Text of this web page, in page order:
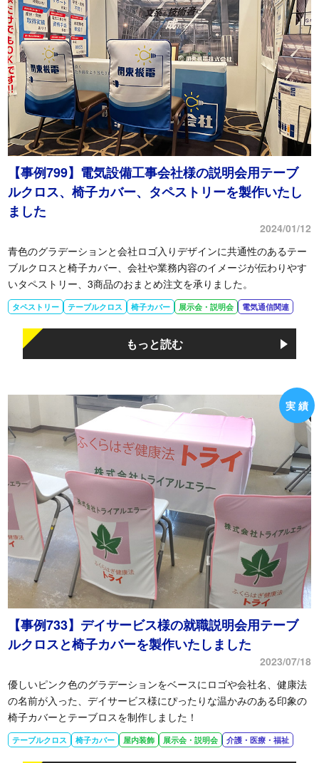
【事例799】電気設備工事会社様の説明会用テーブ
ルクロス、椅子カバー、タペストリーを製作いたし
ました
2024/01/12
青色のグラデーションと会社ロゴ入りデザインに共通性のあるテー
ブルクロスと椅子カバー、会社や業務内容のイメージが伝わりやす
いタペストリー、3商品のおまとめ注文を承りました。
タペストリー テーブルクロス 椅子カバー 展示会・説明会 電気通信関連
もっと読む
【事例733】デイサービス様の就職説明会用テーブ
ルクロスと椅子カバーを製作いたしました
2023/07/18
優しいピンク色のグラデーションをベースにロゴや会社名、健康法
の名前が入った、デイサービス様にぴったりな温かみのある印象の
椅子カバーとテーブロスを制作しました！
テーブルクロス 椅子カバー 屋内装飾 展示会・説明会 介護・医療・福祉